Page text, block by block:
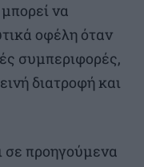
να
οφέλη όταν
συμπεριφορές,
διατροφή και
σε προηγούμενα